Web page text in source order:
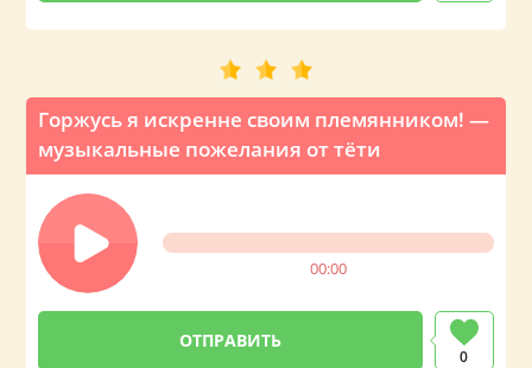
Горжусь я искренне своим племянником! —
музыкальные пожелания от тёти
00:00
0